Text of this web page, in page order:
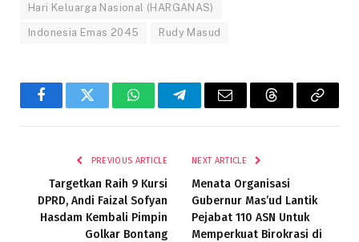
Hari Keluarga Nasional (HARGANAS)
Indonesia Emas 2045 Rudy Masud
FacebookTwitter WhatsAppTelegramEmail ThreadsCopy
PREVIOUS ARTICLE
Targetkan Raih 9 Kursi
DPRD, Andi Faizal Sofyan
Hasdam Kembali Pimpin
Golkar Bontang
NEXT ARTICLE
Menata Organisasi
Gubernur Mas’ud Lantik
Pejabat 110 ASN Untuk
Memperkuat Birokrasi di